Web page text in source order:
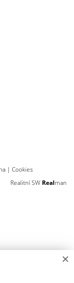
| Cookies
Realitní SW Realman
×